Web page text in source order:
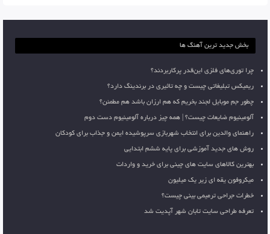
بخش جدید ترین آهنگ ها
چرا توری‌های فلزی این‌قدر پرکاربردند؟
ریمیکس تبلیغاتی چیست و چه تاثیری در برندینگ دارد؟
چطور جم موبایل لجند بخریم که هم ارزان باشد هم مطمئن؟
آلومینیوم ضایعات چیست؟ | همه چیز درباره آلومینیوم دست دوم
راهنمای والدین برای انتخاب شهربازی سرپوشیده ایمن و جذاب برای کودکان
روش های جدید آموزشی برای پایه ششم ابتدایی
بهترین کالاهای سایت های چینی برای خرید و واردات
میکروفون یقه ای زیر یک میلیون
خطرات جراحی ترمیمی بینی چیست؟
تعرفه طراحی سایت تابان شهر آپدیت شد